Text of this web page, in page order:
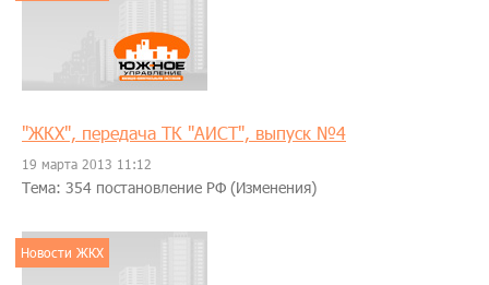
"ЖКХ", передача ТК "АИСТ", выпуск №4
19 марта 2013 11:12
Тема: 354 постановление РФ (Изменения)
Новости ЖКХ